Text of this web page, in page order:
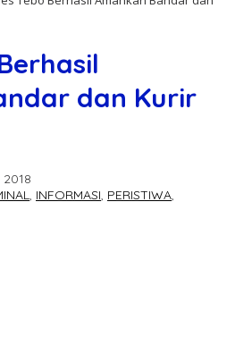
dan Kurir
, INFORMASI, PERISTIWA,